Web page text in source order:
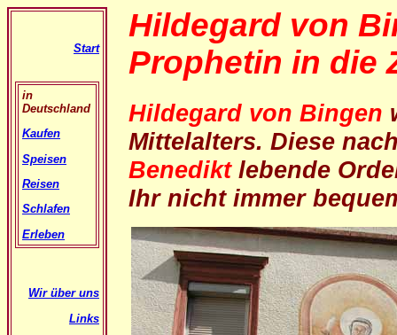
Start
in
Deutschland
Kaufen
Speisen
Reisen
Schlafen
Erleben
Wir über uns
Links
Hildegard von
Prophetin in die
Hildegard von Bingen
Mittelalters. Diese
Benediktlebende
Ihr nicht immer